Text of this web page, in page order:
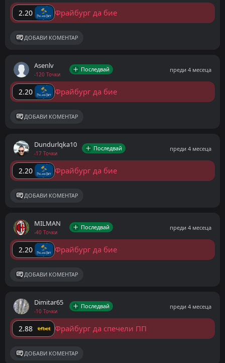
2.20 Фрайбург да бие
ДОБАВИ КОМЕНТАР
Asenlv
-120 Точки
Последвай преди 4 месеца
2.20 Фрайбург да бие
ДОБАВИ КОМЕНТАР
Dundurlqka10
-17 Точки
Последвай преди 4 месеца
2.20 Фрайбург да бие
ДОБАВИ КОМЕНТАР
MILMAN
-40 Точки
Последвай преди 4 месеца
2.20 Фрайбург да бие
ДОБАВИ КОМЕНТАР
Dimitar65
-10 Точки
Последвай преди 4 месеца
2.88 Фрайбург да спечели ПП
ДОБАВИ КОМЕНТАР